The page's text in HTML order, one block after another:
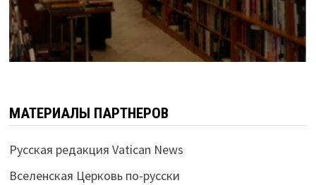
МАТЕРИАЛЫ ПАРТНЕРОВ
Русская редакция Vatican News
Вселенская Церковь по-русски